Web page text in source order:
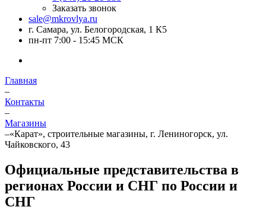
Заказать звонок
sale@mkrovlya.ru
г. Самара, ул. Белогородская, 1 К5
пн-пт 7:00 - 15:45 МСК
Главная
–
Контакты
–
Магазины
–«Карат», строительные магазины, г. Лениногорск, ул.
Чайковского, 43
Официальные представительства в
регионах России и СНГ по России и
СНГ